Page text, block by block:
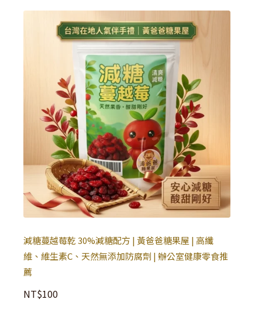
減糖蔓越莓乾 30%減糖配方 | 黃爸爸糖果屋 | 高纖
維、維生素C、天然無添加防腐劑 | 辦公室健康零食推
薦
NT$100